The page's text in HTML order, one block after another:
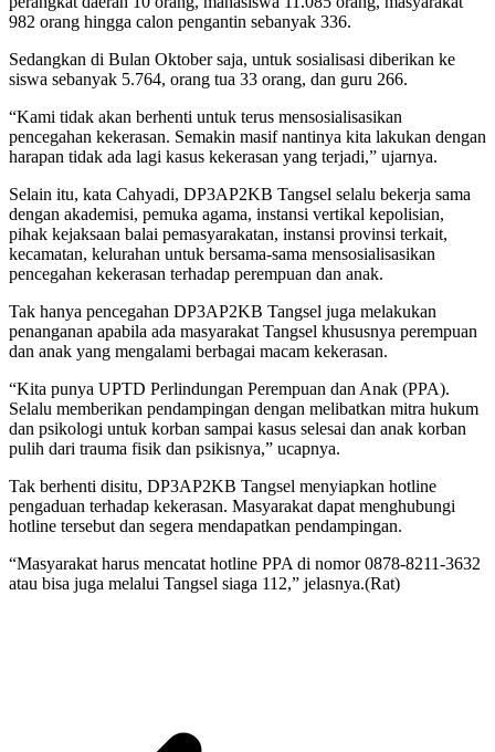
982 orang hingga calon pengantin sebanyak 336.
Sedangkan di Bulan Oktober saja, untuk sosialisasi diberikan ke
siswa sebanyak 5.764, orang tua 33 orang, dan guru 266.
“Kami tidak akan berhenti untuk terus mensosialisasikan
pencegahan kekerasan. Semakin masif nantinya kita lakukan dengan
harapan tidak ada lagi kasus kekerasan yang terjadi,” ujarnya.
Selain itu, kata Cahyadi, DP3AP2KB Tangsel selalu bekerja sama
dengan akademisi, pemuka agama, instansi vertikal kepolisian,
pihak kejaksaan balai pemasyarakatan, instansi provinsi terkait,
kecamatan, kelurahan untuk bersama-sama mensosialisasikan
pencegahan kekerasan terhadap perempuan dan anak.
Tak hanya pencegahan DP3AP2KB Tangsel juga melakukan
penanganan apabila ada masyarakat Tangsel khususnya perempuan
dan anak yang mengalami berbagai macam kekerasan.
“Kita punya UPTD Perlindungan Perempuan dan Anak (PPA).
Selalu memberikan pendampingan dengan melibatkan mitra hukum
dan psikologi untuk korban sampai kasus selesai dan anak korban
pulih dari trauma fisik dan psikisnya,” ucapnya.
Tak berhenti disitu, DP3AP2KB Tangsel menyiapkan hotline
pengaduan terhadap kekerasan. Masyarakat dapat menghubungi
hotline tersebut dan segera mendapatkan pendampingan.
“Masyarakat harus mencatat hotline PPA di nomor 0878-8211-3632
atau bisa juga melalui Tangsel siaga 112,” jelasnya.(Rat)